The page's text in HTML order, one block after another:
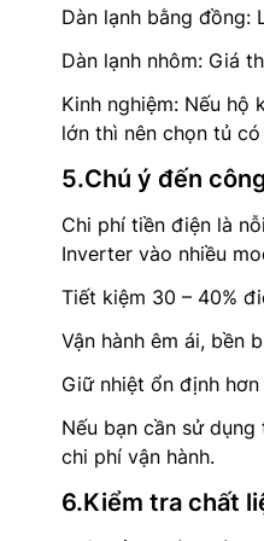
Dàn lạnh bằng đồng:
Dàn lạnh nhôm: Giá
Kinh nghiệm: Nếu hộ
lớn thì nên chọn tủ
5.Chú ý đến
Chi phí tiền điện là
Inverter vào nhiều
Tiết kiệm 30 – 40%
Vận hành êm ái, bền
Giữ nhiệt ổn định
Nếu bạn cần sử
chi phí vận hành.
6.Kiểm tra chất